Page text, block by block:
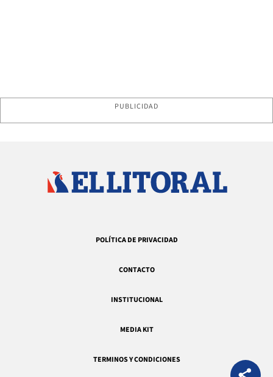
PUBLICIDAD
POLÍTICA DE PRIVACIDAD
CONTACTO
INSTITUCIONAL
MEDIA KIT
TERMINOS Y CONDICIONES